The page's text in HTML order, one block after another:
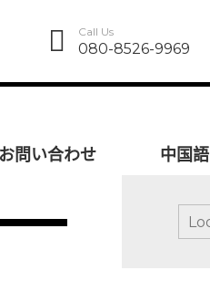
Call Us
080-8526-9969
お問い合わせ 中国語